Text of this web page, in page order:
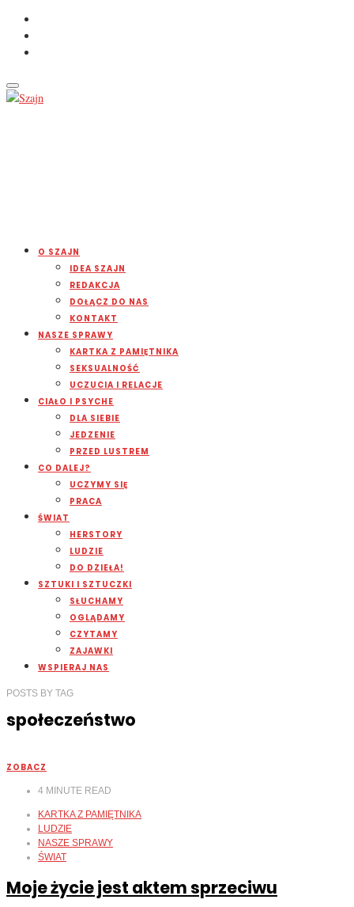
O SZAJN
IDEA SZAJN
REDAKCJA
DOŁĄCZ DO NAS
KONTAKT
NASZE SPRAWY
KARTKA Z PAMIĘTNIKA
SEKSUALNOŚĆ
UCZUCIA I RELACJE
CIAŁO I PSYCHE
DLA SIEBIE
JEDZENIE
PRZED LUSTREM
CO DALEJ?
UCZYMY SIĘ
PRACA
ŚWIAT
HERSTORY
LUDZIE
DO DZIEŁA!
SZTUKI I SZTUCZKI
SŁUCHAMY
OGLĄDAMY
CZYTAMY
ZAJAWKI
WSPIERAJ NAS
POSTS BY TAG
społeczeństwo
ZOBACZ
4 MINUTE READ
KARTKA Z PAMIĘTNIKA
LUDZIE
NASZE SPRAWY
ŚWIAT
Moje życie jest aktem sprzeciwu